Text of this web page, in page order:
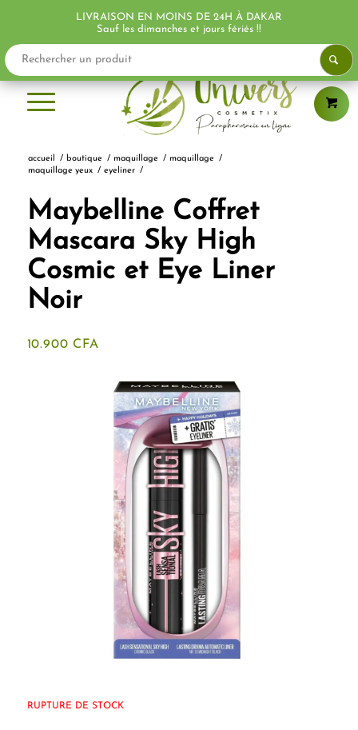
accueil / boutique / maquillage / maquillage
/
maquillage yeux / eyeliner /
Maybelline Coffret
Mascara Sky High
Cosmic et Eye Liner
Noir
10.900 CFA
RUPTURE DE STOCK
LIVRAISON EN MOINS DE 24H À DAKAR
Sauf les dimanches et jours fériés !!